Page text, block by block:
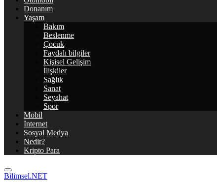
Donanım
Yaşam
Bakım
Beslenme
Çocuk
Faydalı bilgiler
Kişisel Gelişim
İlişkiler
Sağlık
Sanat
Seyahat
Spor
Mobil
İnternet
Sosyal Medya
Nedir?
Kripto Para
Bilimsel.NET